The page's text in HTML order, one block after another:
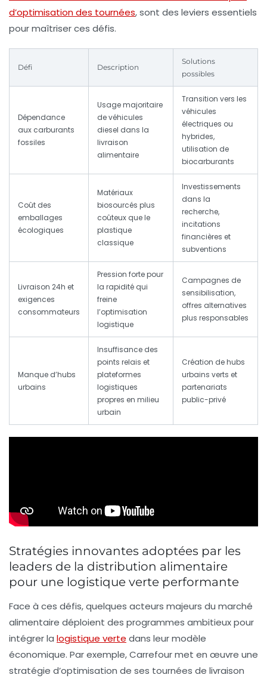
d’optimisation des tournées, sont des leviers essentiels
pour maîtriser ces défis.
Défi Description
Solutions
possibles
Dépendance
aux carburants
fossiles
Usage majoritaire
de véhicules
diesel dans la
livraison
alimentaire
Transition vers les
véhicules
électriques ou
hybrides,
utilisation de
biocarburants
Coût des
emballages
écologiques
Matériaux
biosourcés plus
coûteux que le
plastique
classique
Investissements
dans la
recherche,
incitations
financières et
subventions
Livraison 24h et
exigences
consommateurs
Pression forte pour
la rapidité qui
freine
l’optimisation
logistique
Campagnes de
sensibilisation,
offres alternatives
plus responsables
Manque d’hubs
urbains
Insuffisance des
points relais et
plateformes
logistiques
propres en milieu
urbain
Création de hubs
urbains verts et
partenariats
public-privé
Stratégies innovantes adoptées par les
leaders de la distribution alimentaire
pour une logistique verte performante
Face à ces défis, quelques acteurs majeurs du marché
alimentaire déploient des programmes ambitieux pour
intégrer la logistique verte dans leur modèle
économique. Par exemple,Carrefourmet en œuvre une
stratégie d’optimisation de ses tournées de livraison